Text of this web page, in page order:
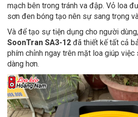
mạch bên trong tránh va đập. Vỏ loa
sơn đen bóng tạo nên sự sang trọng
Và để tạo sự tiện dụng cho người dùng,
SoonTran SA3-12 đã thiết kế tất cả
phím chỉnh ngay trên mặt loa giúp
dàng hơn.